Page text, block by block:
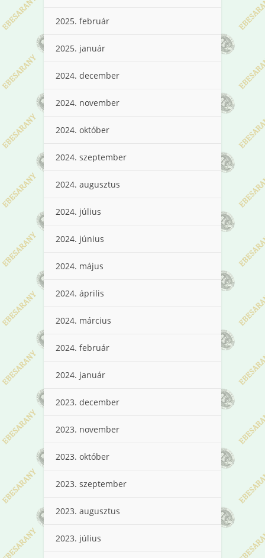
2025. február
2025. január
2024. december
2024. november
2024. október
2024. szeptember
2024. augusztus
2024. július
2024. június
2024. május
2024. április
2024. március
2024. február
2024. január
2023. december
2023. november
2023. október
2023. szeptember
2023. augusztus
2023. július